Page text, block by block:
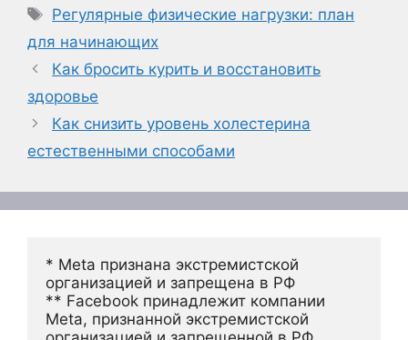
Метки
Регулярные физические нагрузки: план
для начинающих
Как бросить курить и восстановить
здоровье
Как снизить уровень холестерина
естественными способами
* Meta признана экстремистской
организацией и запрещена в РФ
** Facebook принадлежит компании
Meta, признанной экстремистской